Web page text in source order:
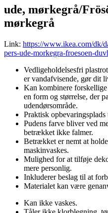
ude, mørkegrå/
mørkegrå
Link: https://www.ikea.com/dk/
pers-ude-morkegra-froesoen-
Vedligeholdelsesfri
er vandafvisende, gør dit
Kan kombinere
en form og størrelse, der
udendørsområde.
Praktisk opbevaringsplads
Pudens farve bliver ved
betrækket ikke falmer.
Betrækket er nemt at
maskinvaskes.
Mulighed for at tilføje
mere personlig.
Inkluderer beslag til at
Materialet kan være
Kan ikke vaskes.